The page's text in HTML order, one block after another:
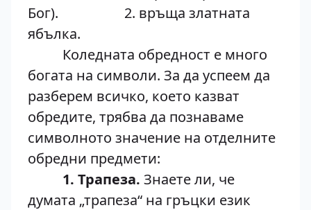
Бог). 2. връща златната
ябълка.
Коледната обредност е много
богата на символи. За да успеем да
разберем всичко, което казват
обредите, трябва да познаваме
символното значение на отделните
обредни предмети:
1. Трапеза. Знаете ли, че
думата „трапеза“ на гръцки език